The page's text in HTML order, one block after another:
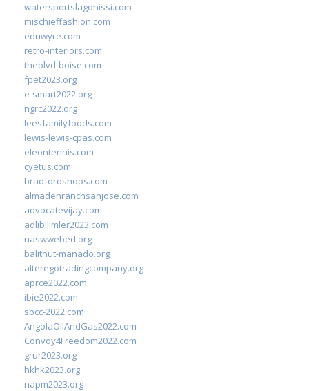
watersportslagonissi.com
mischieffashion.com
eduwyre.com
retro-interiors.com
theblvd-boise.com
fpet2023.org
e-smart2022.org
ngrc2022.org
leesfamilyfoods.com
lewis-lewis-cpas.com
eleontennis.com
cyetus.com
bradfordshops.com
almadenranchsanjose.com
advocatevijay.com
adlibilimler2023.com
naswwebed.org
balithut-manado.org
alteregotradingcompany.org
aprce2022.com
ibie2022.com
sbcc-2022.com
AngolaOilAndGas2022.com
Convoy4Freedom2022.com
grur2023.org
hkhk2023.org
napm2023.org